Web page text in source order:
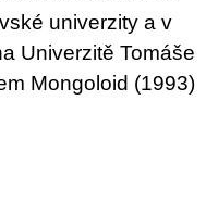
univerzity a v
Univerzitě Tomáše
Mongoloid (1993)